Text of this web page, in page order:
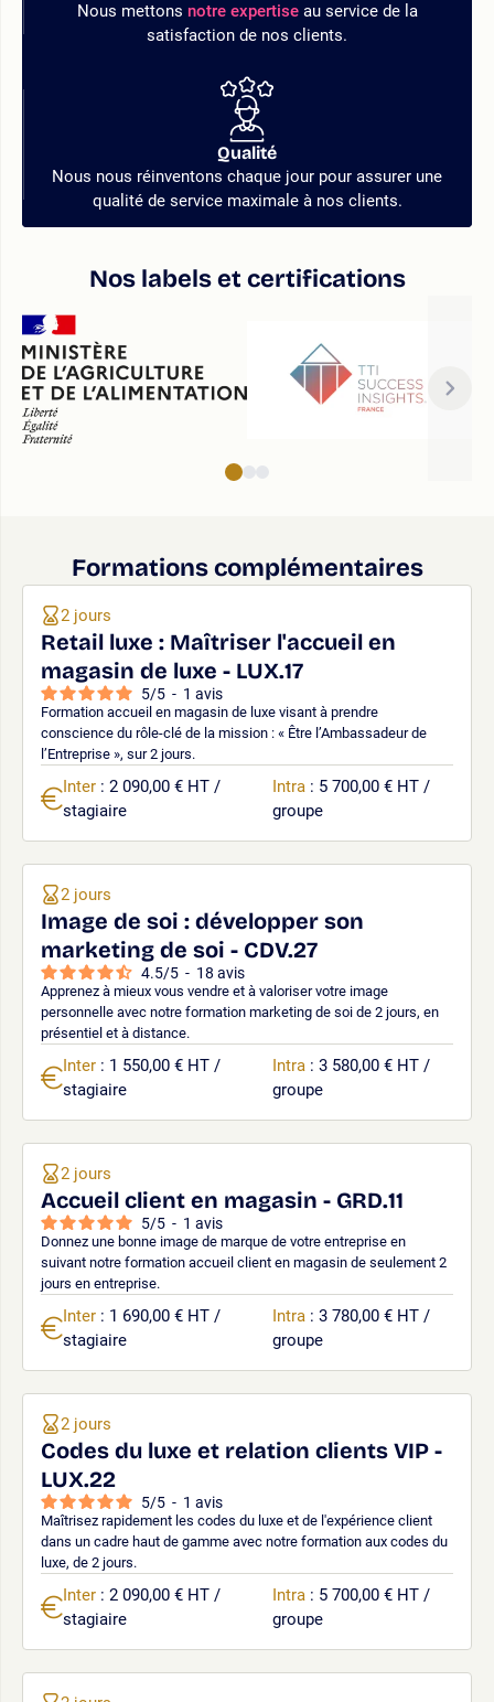
Nous mettons notre expertiseau service de la
satisfaction de nos clients.
Qualité
Nous nous réinventons chaque jour pour assurer une
qualité de service maximale à nos clients.
Nos labels et certifications
Formations complémentaires
Retail luxe : Maîtriser l'accueil en
magasin de luxe - LUX.17
5/5 - 1 avis
Formation accueil en magasin de luxe visant à prendre
conscience du rôle-clé de la mission : « Être l’Ambassadeur de
l’Entreprise », sur 2 jours.
2 jours
Inter : 2 090,00 € HT /
stagiaire
Intra : 5 700,00 € HT /
groupe
Image de soi : développer son
marketing de soi - CDV.27
4.5/5 - 18 avis
Apprenez à mieux vous vendre et à valoriser votre image
personnelle avec notre formation marketing de soi de 2 jours, en
présentiel et à distance.
2 jours
Inter : 1 550,00 € HT /
stagiaire
Intra : 3 580,00 € HT /
groupe
Accueil client en magasin - GRD.11
5/5 - 1 avis
Donnez une bonne image de marque de votre entreprise en
suivant notre formation accueil client en magasin de seulement 2
jours en entreprise.
2 jours
Inter : 1 690,00 € HT /
stagiaire
Intra : 3 780,00 € HT /
groupe
Codes du luxe et relation clients VIP -
LUX.22
5/5 - 1 avis
Maîtrisez rapidement les codes du luxe et de l'expérience client
dans un cadre haut de gamme avec notre formation aux codes du
luxe, de 2 jours.
2 jours
Inter : 2 090,00 € HT /
stagiaire
Intra : 5 700,00 € HT /
groupe